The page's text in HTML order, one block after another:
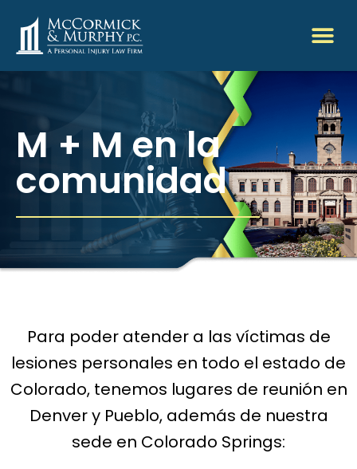
M + M en la
comunidad
Para poder atender a las víctimas de
lesiones personales en todo el estado de
Colorado, tenemos lugares de reunión en
Denver y Pueblo, además de nuestra
sede en Colorado Springs: